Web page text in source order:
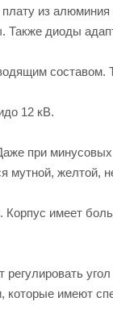
из
Также диоды
12 кВ.
при
мутной, желтой,
имеет
угол
имеют